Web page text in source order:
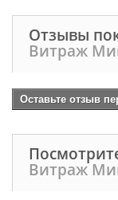
Отзывы
Витраж
Оставьте отзыв
Витраж